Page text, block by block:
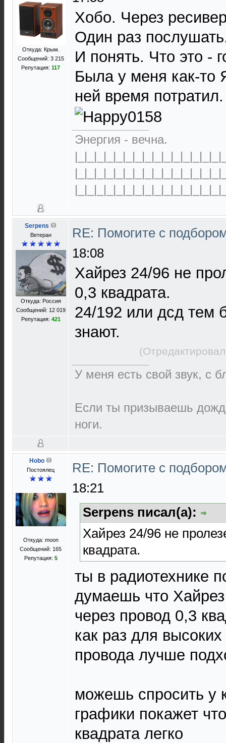
Откуда: Крым.
Сообщений: 3 215
Репутация: 117
Хобо. Через
Один раз
И понять. Что это -
Была у меня как-то
ней время
Энергия - вечна.
Serpens
Ветеран
Откуда: Россия
Сообщений: 12 019
Репутация: 421
RE: Помогите с
18:08
Хайрез 24/96 не
0,3 квадрата.
24/192 или дсд тем
знают.
У меня есть свой звук, с
Если ты призываешь
ноги.
Hobo
Постоялец
Откуда: moon
Сообщений: 165
Репутация: 5
RE: Помогите с
18:21
Serpens писал(а):
Хайрез 24/96 не
квадрата.
ты в радиотехнике
думаешь что
через провод 0,3
как раз для высоких
провода лучше
можешь спросить у
графики покажет
квадрата легко